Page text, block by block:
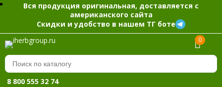
Вся продукция оригинальная, доставляется с
американского сайта
Скидки и удобство в нашем ТГ боте
0
8 800 555 32 74